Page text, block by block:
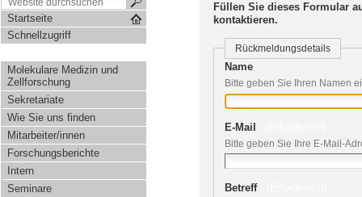
Startseite
Schnellzugriff
Molekulare Medizin und
Zellforschung
Sekretariate
Wie Sie uns finden
Mitarbeiter/innen
Forschungsberichte
Intern
Seminare
Füllen Sie dieses Formular
kontaktieren.
Rückmeldungsdetails
Name
Bitte geben Sie Ihren Namen
E-Mail
Bitte geben Sie Ihre E-Mail-
Betreff